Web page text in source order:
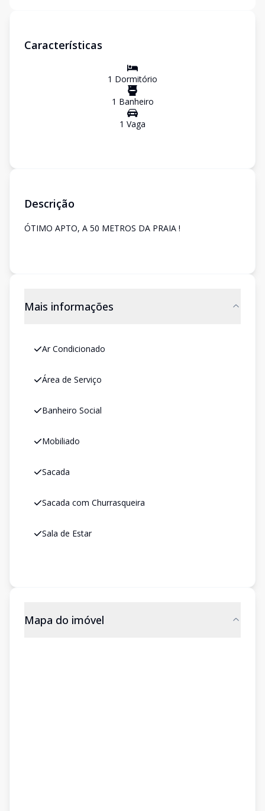
Características
1 Dormitório
1 Banheiro
1 Vaga
Descrição
ÓTIMO APTO, A 50 METROS DA PRAIA !
Mais informações
Ar Condicionado
Área de Serviço
Banheiro Social
Mobiliado
Sacada
Sacada com Churrasqueira
Sala de Estar
Mapa do imóvel